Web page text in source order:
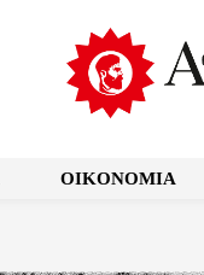
OIKONOMIA